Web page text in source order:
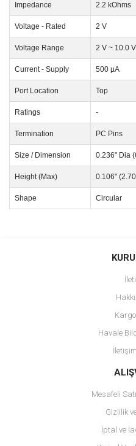
Impedance 2.2 kOhms
Voltage - Rated 2 V
Voltage Range 2 V ~ 10.0 V
Current - Supply 500 µA
Port Location Top
Ratings -
Termination PC Pins
Size / Dimension 0.236" Dia
Height (Max) 0.106"
Shape Circular
Bu ürüne ilk
Ürün resmi kalitesiz, bozuk
Ürün açıklamasında eksik
Ürün bilgilerinde hatalar
Ürün fiyatı diğer sitelerden
Bu ürüne benzer farklı
Havale
Mesafeli
Gizlilik
İptal ve